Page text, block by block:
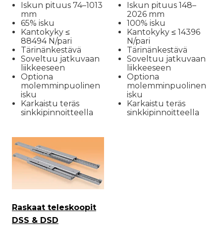
Iskun pituus 74–1013
mm
65% isku
Kantokyky ≤
88494 N/pari
Tärinänkestävä
Soveltuu jatkuvaan
liikkeeseen
Optiona
molemminpuolinen
isku
Karkaistu teräs
sinkkipinnoitteella
Iskun pituus 148–
2026 mm
100% isku
Kantokyky ≤ 14396
N/pari
Tärinänkestävä
Soveltuu jatkuvaan
liikkeeseen
Optiona
molemminpuolinen
isku
Karkaistu teräs
sinkkipinnoitteella
Raskaat teleskoopit
DSS & DSD